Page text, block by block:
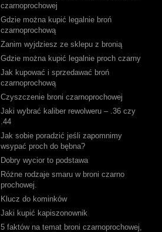
czarnoprochowej
Gdzie można kupić legalnie broń
czarnoprochową
Zanim wyjdziesz ze sklepu z bronią
Gdzie można kupić legalnie proch czarny
Jak kupować i sprzedawać broń
czarnoprochową
Czyszczenie broni czarnoprochowej
Jaki wybrać kaliber rewolweru – .36 czy
.44
Jak sobie poradzić jeśli zapomnimy
wsypać proch do bębna?
Dobry wycior to podstawa
Różne rodzaje smaru w broni czarno
prochowej.
Klucz do kominków
Jaki kupić kapiszonownik
5 faktów na temat broni czarnoprochowej,